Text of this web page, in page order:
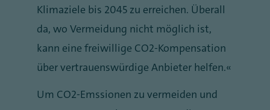
Klimaziele bis 2045 zu erreichen. Überall
da, wo Vermeidung nicht möglich ist,
kann eine freiwillige CO2-Kompensation
über vertrauenswürdige Anbieter helfen.“
Um CO2-Emssionen zu vermeiden und